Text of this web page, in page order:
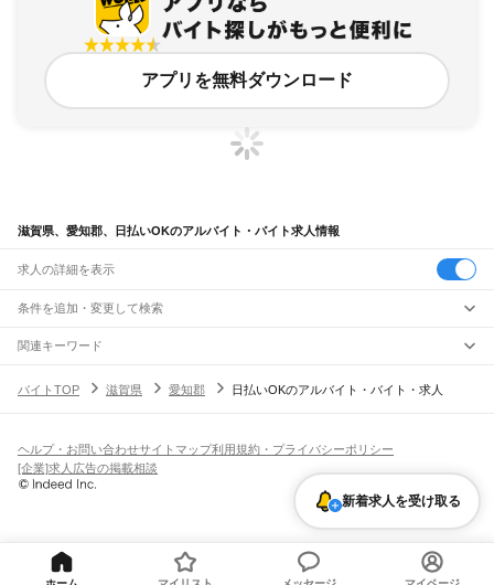
アプリを無料ダウンロード
滋賀県、愛知郡、日払いOKのアルバイト・バイト求人情報
求人の詳細を表示
条件を追加・変更して検索
市区町村を追加・変更
滋賀県すべて
駅を追加・変更
米原駅 坂田駅田村駅 長浜駅 虎姫駅河毛駅高月駅木ノ本駅 余呉駅
JR東海道本線(岐阜～美濃赤坂・米原)
柏原駅 近江長岡駅
琵琶湖線
飲食・フードサービス
飲食・フードサービス
ホールスタッフ
皿洗い・洗い場精肉・鮮魚加工
バー（BAR）・バーテンダー
飲食店（店長・マネージャー）
営業・販売
営業 テレフォンアポインター（テレアポ） ルートセールス
特徴を追加・変更
人気
髪型・髪色自由ひげOKネイルOK
留学生・外国人活躍中
短期
単発・1日OK
期間限定（春夏冬休み等）
シフト
契約社員
派遣社員
関連キーワード
バイトTOP
滋賀県 愛知郡 日払いOKのアルバイト・バイト・求人
新着求人を受け取る
ヘルプ・お問い合わせサイトマップ利用規約・プライバシーポリシー
[企業]求人広告の掲載相談